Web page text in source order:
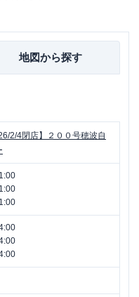
地図から探す
2/4閉店】２００号穂波自